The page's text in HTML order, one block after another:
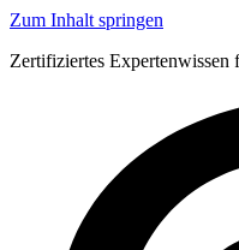
Zum Inhalt springen
Zertifiziertes